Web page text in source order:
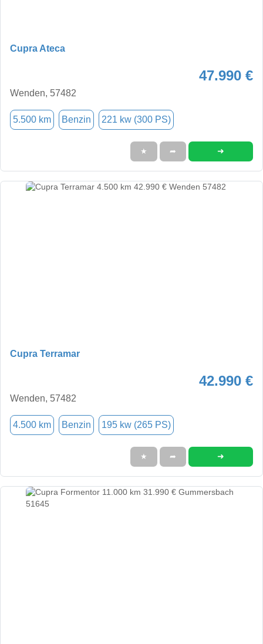
Cupra Ateca
47.990 €
Wenden, 57482
5.500 km Benzin 221 kw (300 PS)
★ ➦ ➜
Cupra Terramar
42.990 €
Wenden, 57482
4.500 km Benzin 195 kw (265 PS)
★ ➦ ➜